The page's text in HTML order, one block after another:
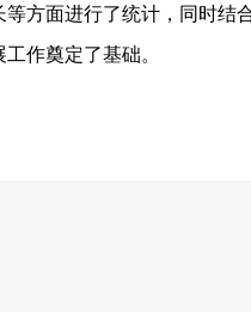
方面进行了统计，同时
作奠定了基础。